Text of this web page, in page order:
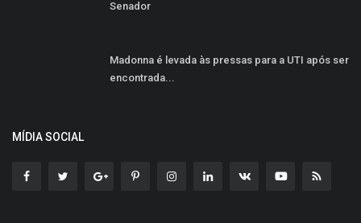
Senador
Madonna é levada às pressas para a UTI após ser
encontrada...
MÍDIA SOCIAL